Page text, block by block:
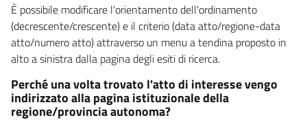
È possibile modificare l'orientamento dell'ordinamento
(decrescente/crescente) e il criterio (data atto/regione-data
atto/numero atto) attraverso un menu a tendina proposto in
alto a sinistra dalla pagina degli esiti di ricerca.
Perché una volta trovato l'atto di interesse vengo
indirizzato alla pagina istituzionale della
regione/provincia autonoma?